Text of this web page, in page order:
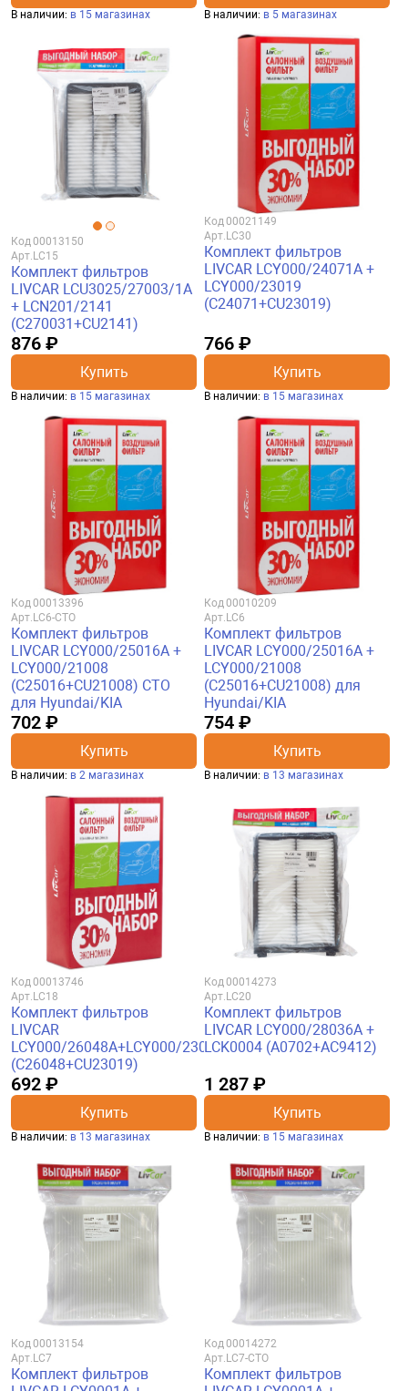
В наличии: в 15 магазинах В наличии: в 5 магазинах
Код00013150
Арт. LC15
Комплект фильтров
LIVCAR LCU3025/27003/1A
+ LCN201/2141
(C270031+CU2141)
876 ₽
Купить
В наличии: в 15 магазинах
Код00021149
Арт. LC30
Комплект фильтров
LIVCAR LCY000/24071A +
LCY000/23019
(C24071+CU23019)
766 ₽
Купить
В наличии: в 15 магазинах
Код00013396
Арт. LC6-CTO
Комплект фильтров
LIVCAR LCY000/25016A +
LCY000/21008
(C25016+CU21008) CTO
для Hyundai/KIA
702 ₽
Купить
В наличии: в 2 магазинах
Код00010209
Арт. LC6
Комплект фильтров
LIVCAR LCY000/25016A +
LCY000/21008
(C25016+CU21008) для
Hyundai/KIA
754 ₽
Купить
В наличии: в 13 магазинах
Код00013746
Арт. LC18
Комплект фильтров
LIVCAR
LCY000/26048A+LCY000/23019
(C26048+CU23019)
692 ₽
Купить
В наличии: в 13 магазинах
Код00014273
Арт. LC20
Комплект фильтров
LIVCAR LCY000/28036A +
LCK0004 (A0702+AC9412)
1 287 ₽
Купить
В наличии: в 15 магазинах
Код00013154
Арт. LC7
Комплект фильтров
Код00014272
Арт. LC7-CTO
Комплект фильтров